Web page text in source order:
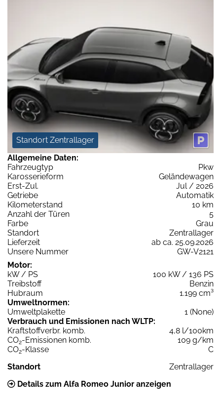
Standort Zentrallager
Allgemeine Daten:
Fahrzeugtyp
Pkw
Karosserieform
Geländewagen
Erst-Zul.
Jul / 2026
Getriebe
Automatik
Kilometerstand
10 km
Anzahl der Türen
5
Farbe
Grau
Standort
Zentrallager
Lieferzeit
ab ca. 25.09.2026
Unsere Nummer
GW-V2121
Motor:
kW / PS
100 kW / 136 PS
Treibstoff
Benzin
Hubraum
1.199 cm³
Umweltnormen:
Umweltplakette
1 (None)
Verbrauch und Emissionen nach WLTP:
Kraftstoffverbr. komb.
4,8 l/100km
CO2-Emissionen komb.
109 g/km
CO2-Klasse
C
Standort
Zentrallager
Details zum Alfa Romeo Junior anzeigen